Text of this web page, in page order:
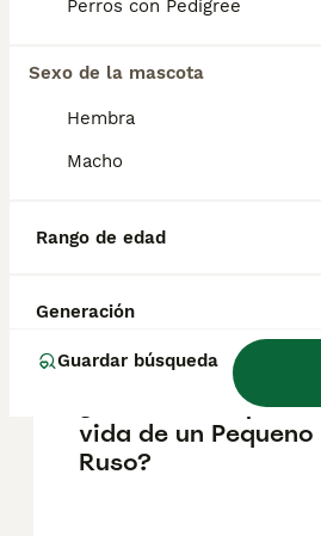
Perros con Pedigree
Sexo de la mascota
Hembra
Macho
Rango de edad
Generación
Guardar búsqueda
¿Cómo es el
Pequeno Perro Ruso?
Pequeno Perro Ruso?
¿Cuál es la
vida de un Pequeno
Ruso?